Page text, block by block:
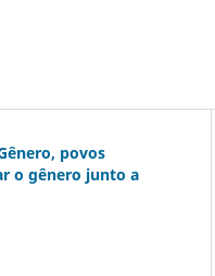
povos
o gênero junto a